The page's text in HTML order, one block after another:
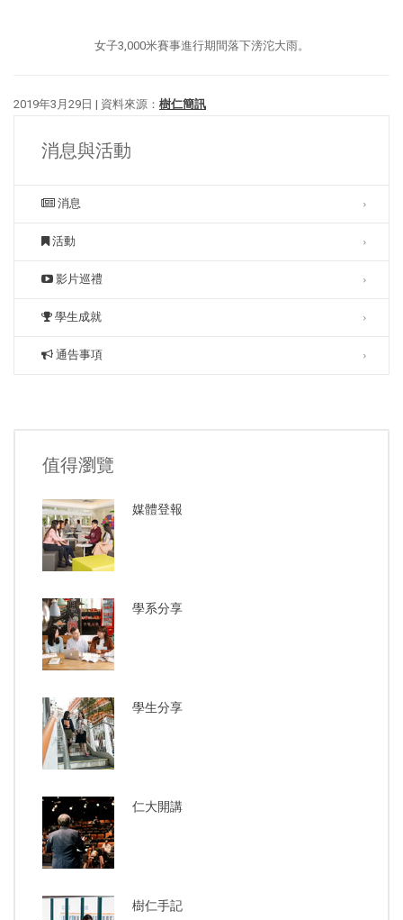
女子3,000米賽事進行期間落下滂沱大雨。
2019年3月29日 | 資料來源： 樹仁簡訊
消息與活動
消息
活動
影片巡禮
學生成就
通告事項
值得瀏覽
媒體登報
學系分享
學生分享
仁大開講
樹仁手記